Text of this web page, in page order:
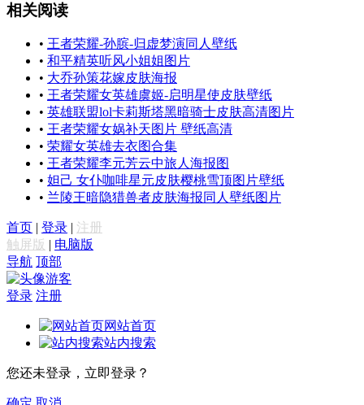
相关阅读
• 王者荣耀-孙膑-归虚梦演同人壁纸
• 和平精英听风小姐姐图片
• 大乔孙策花嫁皮肤海报
• 王者荣耀女英雄虞姬-启明星使皮肤壁纸
• 英雄联盟lol卡莉斯塔黑暗骑士皮肤高清图片
• 王者荣耀女娲补天图片 壁纸高清
• 荣耀女英雄去衣图合集
• 王者荣耀李元芳云中旅人海报图
• 妲己 女仆咖啡星元皮肤樱桃雪顶图片壁纸
• 兰陵王暗隐猎兽者皮肤海报同人壁纸图片
首页 | 登录 | 注册
触屏版 | 电脑版
导航 顶部
游客
登录 注册
网站首页
站内搜索
您还未登录，立即登录？